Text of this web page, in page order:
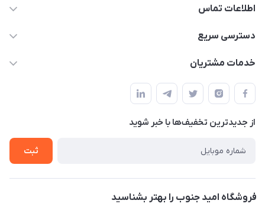
اطلاعات تماس
09175273898
خانگی امید جنوب
دسترسی سریع
حساب کاربری
لیست محصولات
درباره ما
خدمات مشتریان
قوانین و مقررات سایت
حریم خصوصی
راهنما
تماس با ما
از جدید‌ترین تخفیف‌ها با‌ خبر شوید
ثبت
فروشگاه امید جنوب را بهتر بشناسید